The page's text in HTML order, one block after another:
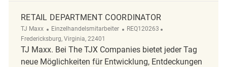
RETAIL DEPARTMENT COORDINATOR
TJ Maxx Kategorie
Einzelhandelsmitarbeiter ReqId
REQ120263
Fredericksburg, Virginia, 22401
TJ Maxx. Bei The TJX Companies bietet jeder Tag
neue Möglichkeiten für Entwicklung, Entdeckungen